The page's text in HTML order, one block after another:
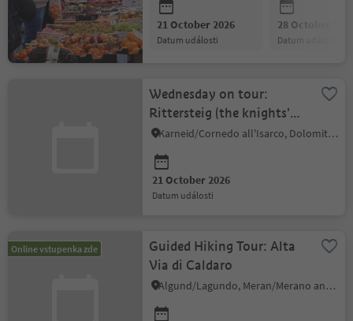
21 October 2026
datum události
28 October
datum události
Wednesday on tour:
Rittersteig (the knights'
path) Naturns|Naturno
Karneid/Cornedo all'Isarco, Dolomites Region Eggental
21 October 2026
datum události
Online vstupenka zde
Guided Hiking Tour: Alta
Via di Caldaro
Algund/Lagundo, Meran/Merano and environs